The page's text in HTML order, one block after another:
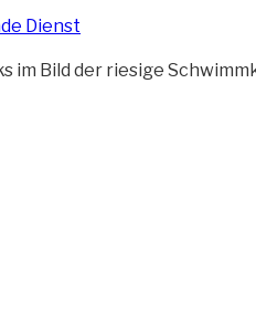
im Bild der riesige